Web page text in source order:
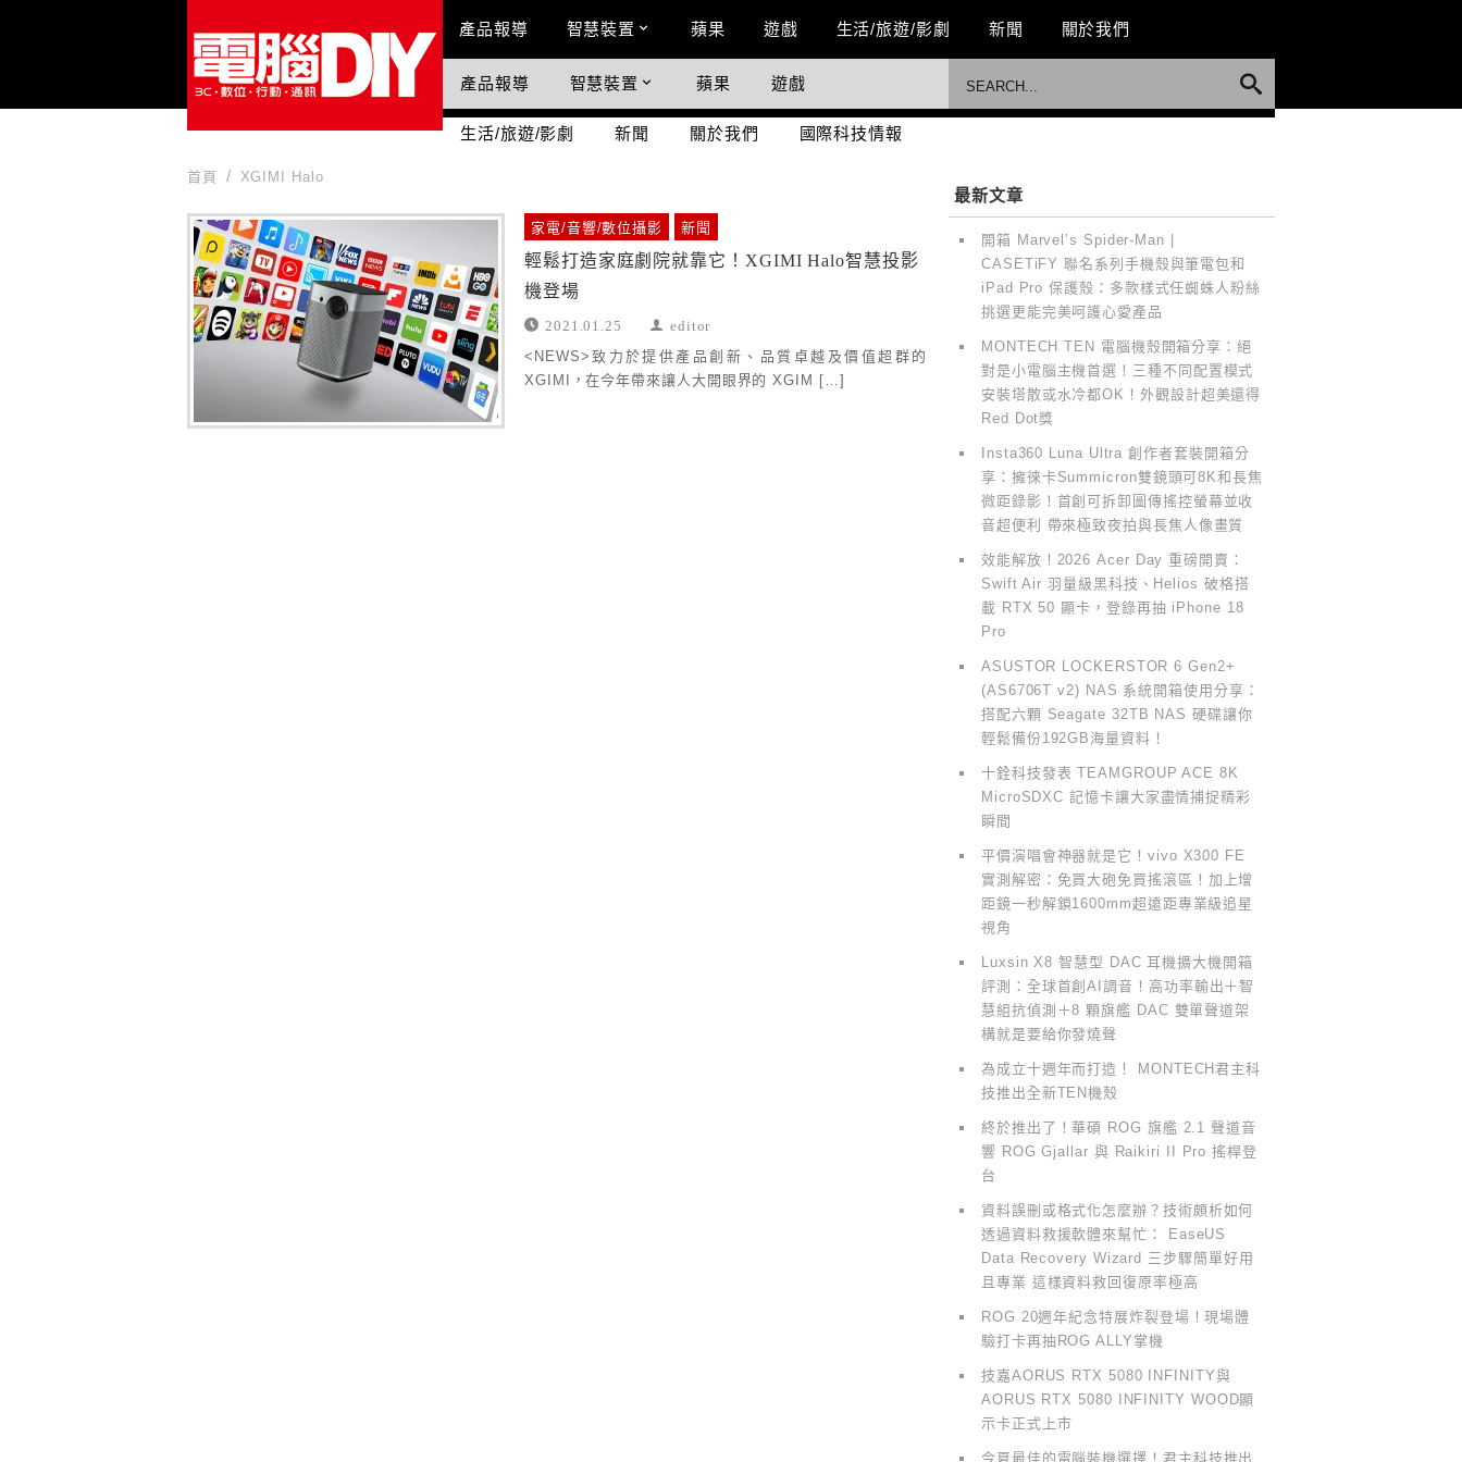
Main Menu
產品報導 智慧裝置 蘋果 遊戲 生活/旅遊/影劇 新聞 關於我們
國際科技情報
產品報導 智慧裝置 蘋果 遊戲
生活/旅遊/影劇 新聞 關於我們 國際科技情報
首頁 XGIMI Halo
XGIMI Halo 家電/音響/數位攝影 新聞
輕鬆打造家庭劇院就靠它！XGIMI Halo智慧投影
機登場
2021.01.25 editor
<NEWS>致力於提供產品創新、品質卓越及價值超群的
XGIMI，在今年帶來讓人大開眼界的 XGIM […]
最新文章
開箱 Marvel’s Spider-Man |
CASETiFY 聯名系列手機殼與筆電包和
iPad Pro 保護殼：多款樣式任蜘蛛人粉絲
挑選更能完美呵護心愛產品
MONTECH TEN 電腦機殼開箱分享：絕
對是小電腦主機首選！三種不同配置模式
安裝塔散或水冷都OK！外觀設計超美還得
Red Dot獎
Insta360 Luna Ultra 創作者套裝開箱分
享：擁徠卡Summicron雙鏡頭可8K和長焦
微距錄影！首創可拆卸圖傳搖控螢幕並收
音超便利 帶來極致夜拍與長焦人像畫質
效能解放！2026 Acer Day 重磅開賣：
Swift Air 羽量級黑科技、Helios 破格搭
載 RTX 50 顯卡，登錄再抽 iPhone 18
Pro
ASUSTOR LOCKERSTOR 6 Gen2+
(AS6706T v2) NAS 系統開箱使用分享：
搭配六顆 Seagate 32TB NAS 硬碟讓你
輕鬆備份192GB海量資料！
十銓科技發表 TEAMGROUP ACE 8K
MicroSDXC 記憶卡讓大家盡情捕捉精彩
瞬間
平價演唱會神器就是它！vivo X300 FE
實測解密：免買大砲免買搖滾區！加上增
距鏡一秒解鎖1600mm超遠距專業級追星
視角
Luxsin X8 智慧型 DAC 耳機擴大機開箱
評測：全球首創AI調音！高功率輸出＋智
慧組抗偵測＋8 顆旗艦 DAC 雙單聲道架
構就是要給你發燒聲
為成立十週年而打造！ MONTECH君主科
技推出全新TEN機殼
終於推出了！華碩 ROG 旗艦 2.1 聲道音
響 ROG Gjallar 與 Raikiri II Pro 搖桿登
台
資料誤刪或格式化怎麼辦？技術頗析如何
透過資料救援軟體來幫忙： EaseUS
Data Recovery Wizard 三步驟簡單好用
且專業 這樣資料救回復原率極高
ROG 20週年紀念特展炸裂登場！現場體
驗打卡再抽ROG ALLY掌機
技嘉AORUS RTX 5080 INFINITY與
AORUS RTX 5080 INFINITY WOOD顯
示卡正式上市
今夏最佳的電腦裝機選擇！君主科技推出